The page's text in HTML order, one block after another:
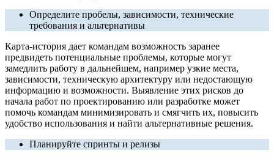
Определите пробелы, зависимости, технические
требования и альтернативы
Карта-история дает командам возможность заранее
предвидеть потенциальные проблемы, которые могут
замедлить работу в дальнейшем, например узкие места,
зависимости, техническую архитектуру или недостающую
информацию и возможности. Выявление этих рисков до
начала работ по проектированию или разработке может
помочь командам минимизировать и смягчить их, повысить
удобство использования и найти альтернативные решения.
Планируйте спринты и релизы